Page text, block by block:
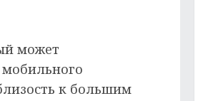
может
мобильного
к большим